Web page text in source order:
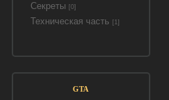
Секреты [0]
Техническая часть [1]
GTA